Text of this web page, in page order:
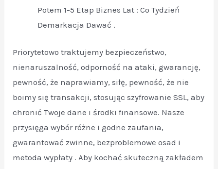
Potem 1-5 Etap Biznes Lat : Co Tydzień
Demarkacja Dawać .
Priorytetowo traktujemy bezpieczeństwo,
nienaruszalność, odporność na ataki, gwarancję,
pewność, że naprawiamy, siłę, pewność, że nie
boimy się transakcji, stosując szyfrowanie SSL, aby
chronić Twoje dane i środki finansowe. Nasze
przysięga wybór różne i godne zaufania,
gwarantować zwinne, bezproblemowe osad i
metoda wypłaty . Aby kochać skuteczną zakładem